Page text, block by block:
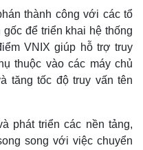
thành công với các tổ
để triển khai hệ thống
VNIX giúp hỗ trợ truy
thuộc vào các máy chủ
tăng tốc độ truy vấn tên
phát triển các nền tảng,
song với việc chuyển